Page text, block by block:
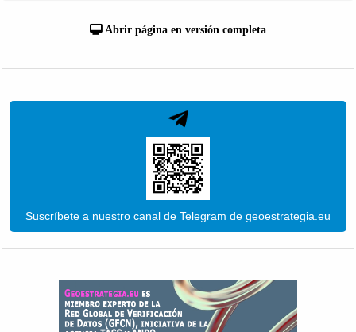
Abrir página en versión completa
Suscríbete a nuestro canal de Telegram de geoestrategia.eu